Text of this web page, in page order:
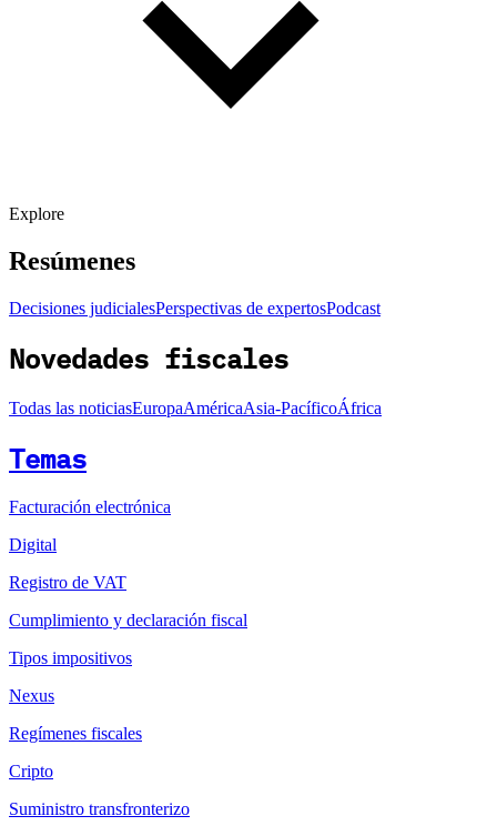
Explore
Resúmenes
Decisiones judicialesPerspectivas de expertosPodcast
Novedades fiscales
Todas las noticiasEuropaAméricaAsia-PacíficoÁfrica
Temas
Facturación electrónica
Digital
Registro de VAT
Cumplimiento y declaración fiscal
Tipos impositivos
Nexus
Regímenes fiscales
Cripto
Suministro transfronterizo